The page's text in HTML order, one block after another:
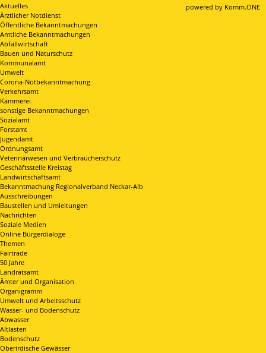
powered by Komm.ONE
Aktuelles
Ärztlicher Notdienst
Öffentliche Bekanntmachungen
Amtliche Bekanntmachungen
Abfallwirtschaft
Bauen und Naturschutz
Kommunalamt
Umwelt
Corona-Notbekanntmachung
Verkehrsamt
Kämmerei
sonstige Bekanntmachungen
Sozialamt
Forstamt
Jugendamt
Ordnungsamt
Veterinärwesen und Verbraucherschutz
Geschäftsstelle Kreistag
Landwirtschaftsamt
Bekanntmachung Regionalverband Neckar-Alb
Ausschreibungen
Baustellen und Umleitungen
Nachrichten
Soziale Medien
Online Bürgerdialoge
Themen
Fairtrade
50 Jahre
Landratsamt
Ämter und Organisation
Organigramm
Umwelt und Arbeitsschutz
Wasser- und Bodenschutz
Abwasser
Altlasten
Bodenschutz
Oberirdische Gewässer